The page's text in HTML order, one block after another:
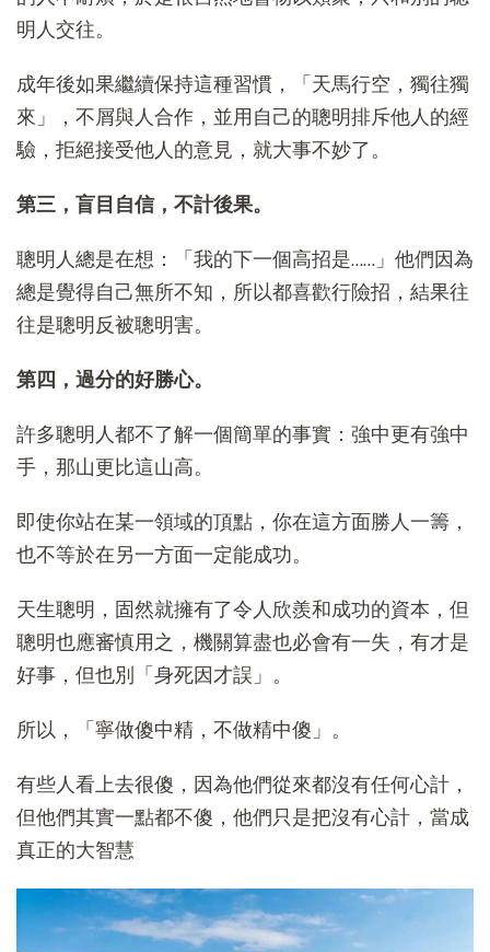
明人交往。
成年後如果繼續保持這種習慣，「天馬行空，獨往獨
來」，不屑與人合作，並用自己的聰明排斥他人的經
驗，拒絕接受他人的意見，就大事不妙了。
第三，盲目自信，不計後果。
聰明人總是在想：「我的下一個高招是……」他們因為
總是覺得自己無所不知，所以都喜歡行險招，結果往
往是聰明反被聰明害。
第四，過分的好勝心。
許多聰明人都不了解一個簡單的事實：強中更有強中
手，那山更比這山高。
即使你站在某一領域的頂點，你在這方面勝人一籌，
也不等於在另一方面一定能成功。
天生聰明，固然就擁有了令人欣羨和成功的資本，但
聰明也應審慎用之，機關算盡也必會有一失，有才是
好事，但也別「身死因才誤」。
所以，「寧做傻中精，不做精中傻」。
有些人看上去很傻，因為他們從來都沒有任何心計，
但他們其實一點都不傻，他們只是把沒有心計，當成
真正的大智慧